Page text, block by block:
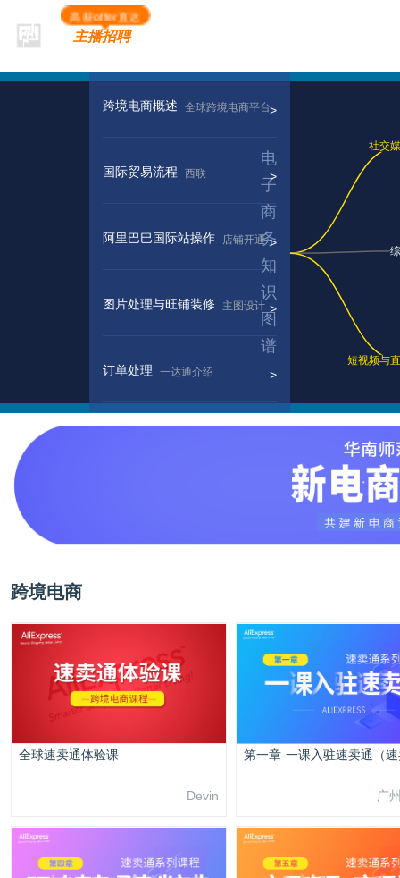
高薪offer直达
主播招聘
跨境电商概述 全球跨境电商平台
国际贸易流程 西联
阿里巴巴国际站操作 店铺开通
图片处理与旺铺装修 主图设计
订单处理 一达通介绍
跨境电商
全球速卖通体验课
Devin